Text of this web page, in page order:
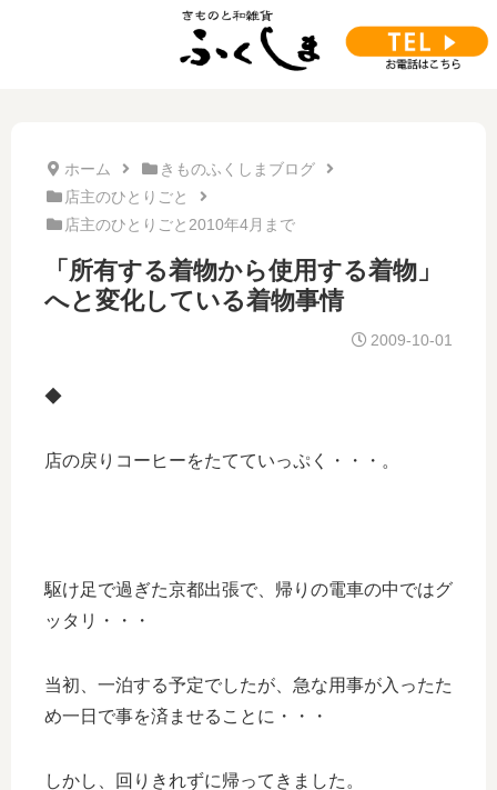
ホーム
きものふくしまブログ
店主のひとりごと
店主のひとりごと2010年4月まで
「所有する着物から使用する着物」
へと変化している着物事情
2009-10-01
◆
店の戻りコーヒーをたてていっぷく・・・。
駆け足で過ぎた京都出張で、帰りの電車の中ではグ
ッタリ・・・
当初、一泊する予定でしたが、急な用事が入ったた
め一日で事を済ませることに・・・
しかし、回りきれずに帰ってきました。